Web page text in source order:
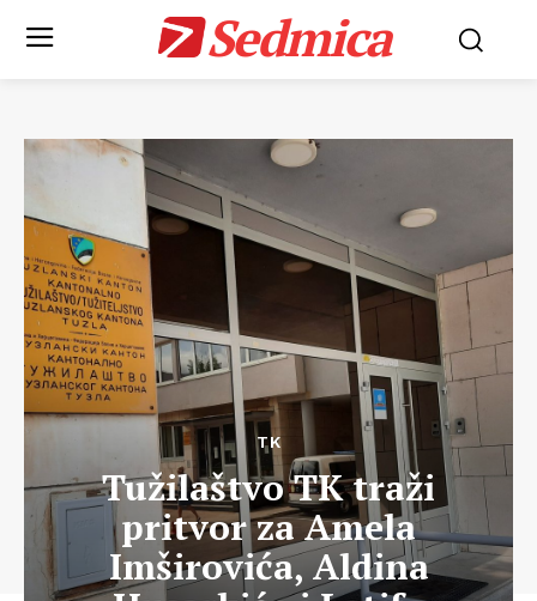
Sedmica
TK
Tužilaštvo TK traži
pritvor za Amela
Imširovića, Aldina